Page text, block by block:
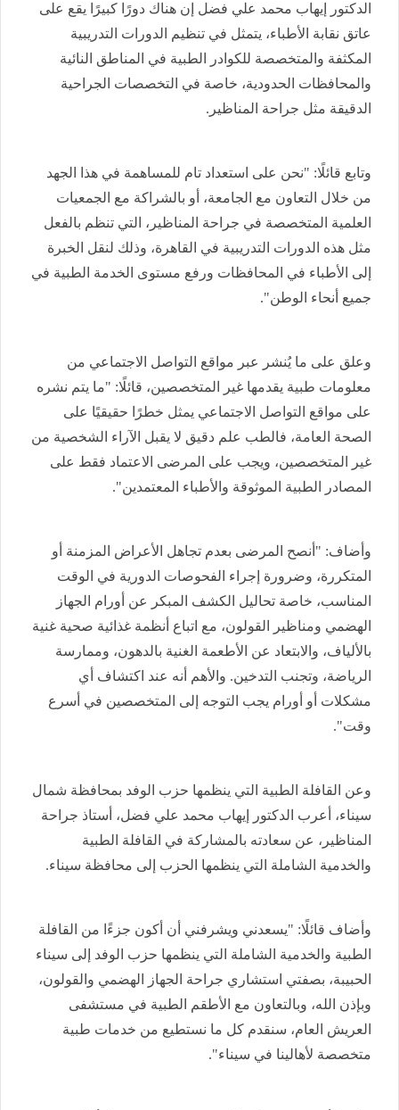
الدكتور إيهاب محمد علي فضل إن هناك دورًا كبيرًا يقع على
عاتق نقابة الأطباء، يتمثل في تنظيم الدورات التدريبية
المكثفة والمتخصصة للكوادر الطبية في المناطق النائية
والمحافظات الحدودية، خاصة في التخصصات الجراحية
الدقيقة مثل جراحة المناظير.
وتابع قائلًا: "نحن على استعداد تام للمساهمة في هذا الجهد
من خلال التعاون مع الجامعة، أو بالشراكة مع الجمعيات
العلمية المتخصصة في جراحة المناظير، التي تنظم بالفعل
مثل هذه الدورات التدريبية في القاهرة، وذلك لنقل الخبرة
إلى الأطباء في المحافظات ورفع مستوى الخدمة الطبية في
جميع أنحاء الوطن".
وعلق على ما يُنشر عبر مواقع التواصل الاجتماعي من
معلومات طبية يقدمها غير المتخصصين، قائلًا: "ما يتم نشره
على مواقع التواصل الاجتماعي يمثل خطرًا حقيقيًا على
الصحة العامة، فالطب علم دقيق لا يقبل الآراء الشخصية من
غير المتخصصين، ويجب على المرضى الاعتماد فقط على
المصادر الطبية الموثوقة والأطباء المعتمدين".
وأضاف: "أنصح المرضى بعدم تجاهل الأعراض المزمنة أو
المتكررة، وضرورة إجراء الفحوصات الدورية في الوقت
المناسب، خاصة تحاليل الكشف المبكر عن أورام الجهاز
الهضمي ومناظير القولون، مع اتباع أنظمة غذائية صحية غنية
بالألياف، والابتعاد عن الأطعمة الغنية بالدهون، وممارسة
الرياضة، وتجنب التدخين. والأهم أنه عند اكتشاف أي
مشكلات أو أورام يجب التوجه إلى المتخصصين في أسرع
وقت".
وعن القافلة الطبية التي ينظمها حزب الوفد بمحافظة شمال
سيناء، أعرب الدكتور إيهاب محمد علي فضل، أستاذ جراحة
المناظير، عن سعادته بالمشاركة في القافلة الطبية
والخدمية الشاملة التي ينظمها الحزب إلى محافظة سيناء.
وأضاف قائلًا: "يسعدني ويشرفني أن أكون جزءًا من القافلة
الطبية والخدمية الشاملة التي ينظمها حزب الوفد إلى سيناء
الحبيبة، بصفتي استشاري جراحة الجهاز الهضمي والقولون،
وبإذن الله، وبالتعاون مع الأطقم الطبية في مستشفى
العريش العام، سنقدم كل ما نستطيع من خدمات طبية
متخصصة لأهالينا في سيناء".